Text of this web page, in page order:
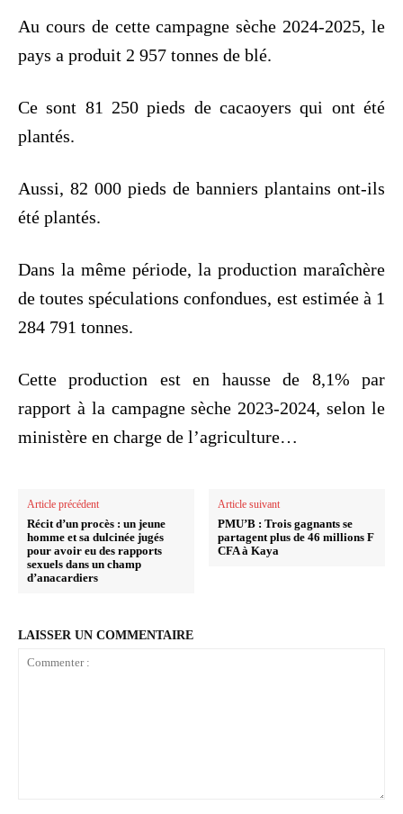
Au cours de cette campagne sèche 2024-2025, le
pays a produit 2 957 tonnes de blé.
Ce sont 81 250 pieds de cacaoyers qui ont été
plantés.
Aussi, 82 000 pieds de banniers plantains ont-ils
été plantés.
Dans la même période, la production maraîchère
de toutes spéculations confondues, est estimée à 1
284 791 tonnes.
Cette production est en hausse de 8,1% par
rapport à la campagne sèche 2023-2024, selon le
ministère en charge de l’agriculture…
Article précédent
Récit d’un procès : un jeune
homme et sa dulcinée jugés
pour avoir eu des rapports
sexuels dans un champ
d’anacardiers
Article suivant
PMU’B : Trois gagnants se
partagent plus de 46 millions F
CFA à Kaya
LAISSER UN COMMENTAIRE